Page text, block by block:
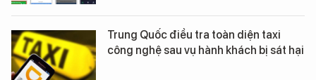
Trung Quốc điều tra toàn diện taxi
công nghệ sau vụ hành khách bị sát hại